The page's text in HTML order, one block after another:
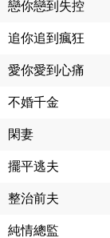
戀你戀到失控
追你追到瘋狂
愛你愛到心痛
不婚千金
閑妻
擺平逃夫
整治前夫
純情總監